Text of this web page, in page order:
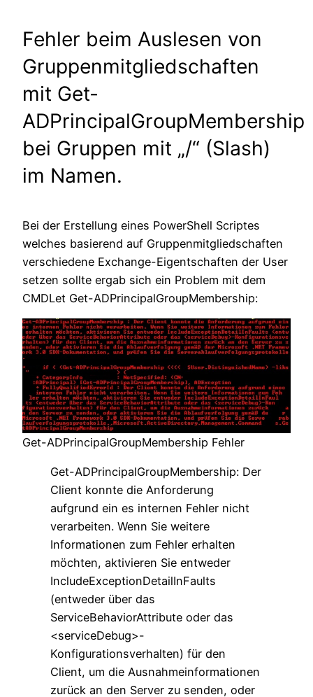
Fehler beim Auslesen von
Gruppenmitgliedschaften
mit Get-
ADPrincipalGroupMembership
bei Gruppen mit „/“ (Slash)
im Namen.
Bei der Erstellung eines PowerShell Scriptes
welches basierend auf Gruppenmitgliedschaften
verschiedene Exchange-Eigentschaften der User
setzen sollte ergab sich ein Problem mit dem
CMDLet Get-ADPrincipalGroupMembership:
Get-ADPrincipalGroupMembership Fehler
Get-ADPrincipalGroupMembership: Der
Client konnte die Anforderung
aufgrund ein es internen Fehler nicht
verarbeiten. Wenn Sie weitere
Informationen zum Fehler erhalten
möchten, aktivieren Sie entweder
IncludeExceptionDetailInFaults
(entweder über das
ServiceBehaviorAttribute oder das
<serviceDebug>-
Konfigurationsverhalten) für den
Client, um die Ausnahmeinformationen
zurück an den Server zu senden, oder